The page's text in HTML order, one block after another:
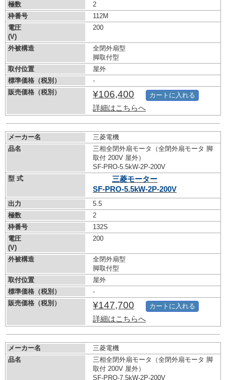
極数
2
枠番号
112M
電圧
(V)
200
外被構造
全閉外扇型
脚取付型
取付位置
屋外
標準価格（税別）
-
販売価格（税別）
¥106,400
詳細はこちらへ
カートに入れる
メーカー名
三菱電機
品名
三相全閉外扇モータ（全閉外扇モータ 脚
取付 200V 屋外）
SF-PRO-5.5kW-2P-200V
型 式
三菱モーター
SF-PRO-5.5kW-2P-200V
出力
5.5
極数
2
枠番号
132S
電圧
(V)
200
外被構造
全閉外扇型
脚取付型
取付位置
屋外
標準価格（税別）
-
販売価格（税別）
¥147,700
詳細はこちらへ
カートに入れる
メーカー名
三菱電機
品名
三相全閉外扇モータ（全閉外扇モータ 脚
取付 200V 屋外）
SF-PRO-7.5kW-2P-200V